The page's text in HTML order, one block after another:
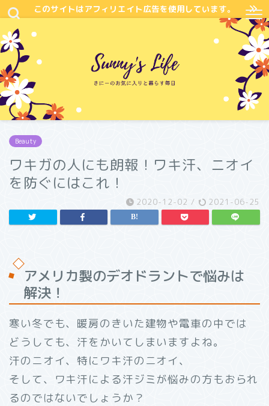
このサイトはアフィリエイト広告を使用しています。
Beauty
ワキガの人にも朗報！ワキ汗、ニオイ
を防ぐにはこれ！
2020-12-02 / 2021-06-25
アメリカ製のデオドラントで悩みは
解決！
寒い冬でも、暖房のきいた建物や電車の中では
どうしても、汗をかいてしまいますよね。
汗のニオイ、特にワキ汗のニオイ、
そして、ワキ汗による汗ジミが悩みの方もおられ
るのではないでしょうか？